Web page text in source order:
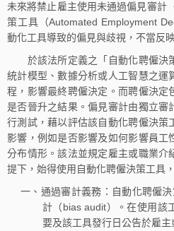
未來將禁止雇主使用未通過偏見審計
策工具（Automated Employment
動化工具導致的偏見與歧視，不當反
於該法所定義之「自動化聘僱決
統計模型、數據分析或人工智慧之運
程，影響最終聘僱決定。而聘僱決定
是否晉升之結果。偏見審計由獨立審
行測試，藉以評估該自動化聘僱決策
影響，例如是否影響及如何影響員工
分布情形。該法並規定雇主或職業介
提下，始得使用自動化聘僱決策工具
一、通過審計義務：自動化聘僱
計（bias audit）。在使用該
要及該工具發行日公告於雇